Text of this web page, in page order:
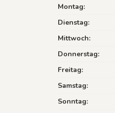
Montag:
Dienstag:
Mittwoch:
Donnerstag:
Freitag:
Samstag:
Sonntag: